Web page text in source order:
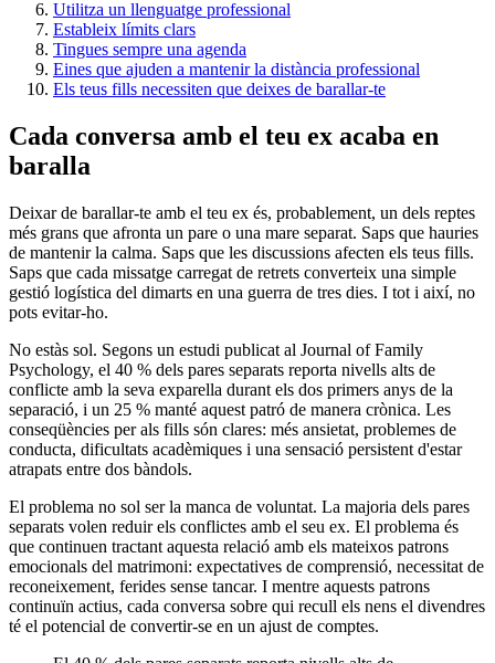
Utilitza un llenguatge professional
Estableix límits clars
Tingues sempre una agenda
Eines que ajuden a mantenir la distància professional
Els teus fills necessiten que deixes de barallar-te
Cada conversa amb el teu ex acaba en
baralla
Deixar de barallar-te amb el teu ex és, probablement, un dels reptes
més grans que afronta un pare o una mare separat. Saps que hauries
de mantenir la calma. Saps que les discussions afecten els teus fills.
Saps que cada missatge carregat de retrets converteix una simple
gestió logística del dimarts en una guerra de tres dies. I tot i així, no
pots evitar-ho.
No estàs sol. Segons un estudi publicat al Journal of Family
Psychology, el 40 % dels pares separats reporta nivells alts de
conflicte amb la seva exparella durant els dos primers anys de la
separació, i un 25 % manté aquest patró de manera crònica. Les
conseqüències per als fills són clares: més ansietat, problemes de
conducta, dificultats acadèmiques i una sensació persistent d'estar
atrapats entre dos bàndols.
El problema no sol ser la manca de voluntat. La majoria dels pares
separats volen reduir els conflictes amb el seu ex. El problema és
que continuen tractant aquesta relació amb els mateixos patrons
emocionals del matrimoni: expectatives de comprensió, necessitat de
reconeixement, ferides sense tancar. I mentre aquests patrons
continuïn actius, cada conversa sobre qui recull els nens el divendres
té el potencial de convertir-se en un ajust de comptes.